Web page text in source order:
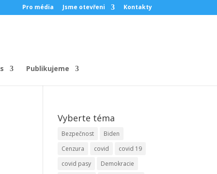
Pro média Jsme otevřeni Kontakty
Publikujeme
Vyberte téma
Bezpečnost
Biden
Cenzura
covid
covid 19
covid pasy
Demokracie